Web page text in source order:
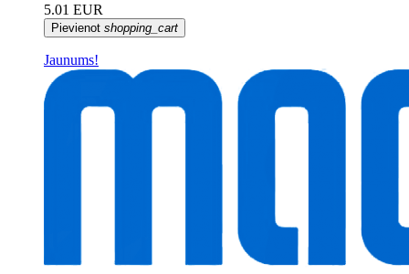
5.01 EUR
Pievienot shopping_cart
Jaunums!